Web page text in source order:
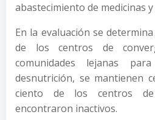
abastecimiento de medicinas
En la evaluación se
de los centros de
comunidades lejanas
desnutrición, se mantienen
ciento de los centros
encontraron inactivos.